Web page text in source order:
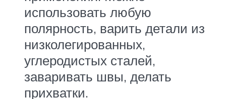
использовать любую
полярность, варить детали из
низколегированных,
углеродистых сталей,
заваривать швы, делать
прихватки.